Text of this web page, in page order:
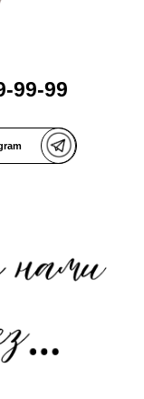
99-99